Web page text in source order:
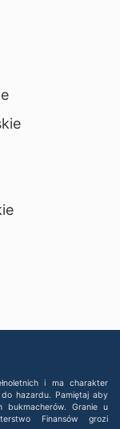
i ma charakter
hazardu. Pamiętaj aby
bukmacherów. Granie u
Finansów grozi